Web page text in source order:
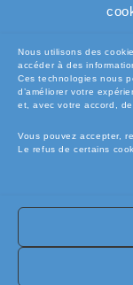
Nous utilisons des
accéder à des
Ces technologies nous
d’améliorer votre
et, avec votre accord,
Vous pouvez accepter,
Le refus de certains
🧾Conditions
🔐 Politique de